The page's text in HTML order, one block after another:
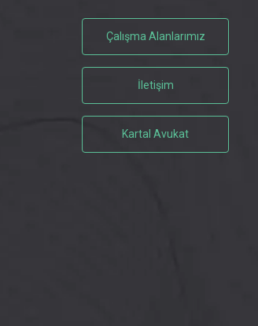
Çalışma Alanlarımız
İletişim
Kartal Avukat